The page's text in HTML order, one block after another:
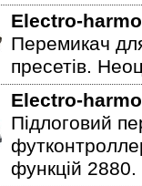
Electro-
Перемикач
пресетів.
Electro-
Підлоговий
функцій 2880.